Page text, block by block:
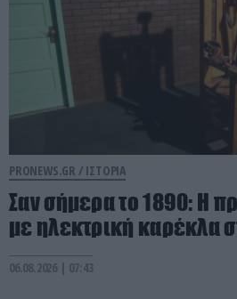
PRONEWS.GR / ΙΣΤΟΡΙΑ
Σαν σήμερα το 1890: Η
με ηλεκτρική καρέκλα
06.08.2026 | 07:43